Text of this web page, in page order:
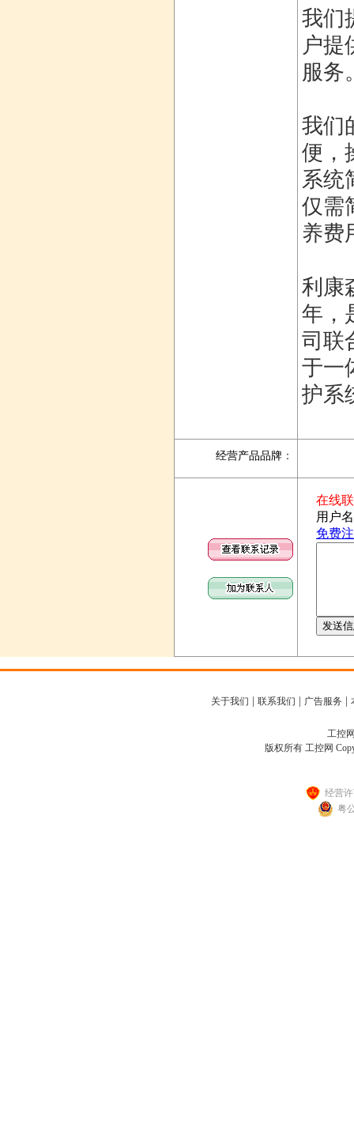
我们
户提
服务
我们
便，
系统
仅需
养费
利康
年，
司联
于一
护系
经营产品品牌 ：
关于我们 联系我们 广告服务
工控
版权所有 工控网
经营
粤